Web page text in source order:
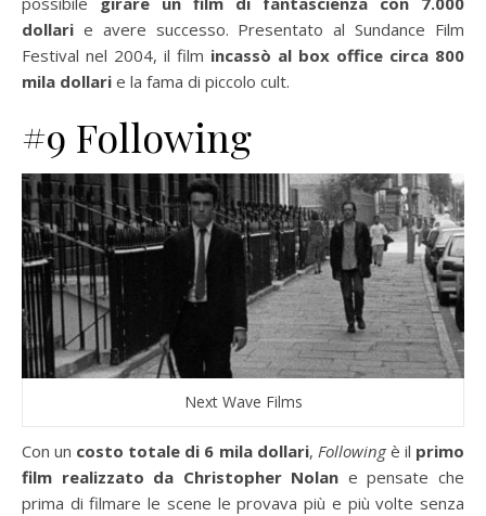
dollari e avere successo. Presentato al Sundance Film
Festival nel 2004, il film incassò al box office circa 800
mila dollari e la fama di piccolo cult.
#9 Following
Next Wave Films
Con un costo totale di 6 mila dollari, Followingè il primo
film realizzato da Christopher Nolan e pensate che
prima di filmare le scene le provava più e più volte senza